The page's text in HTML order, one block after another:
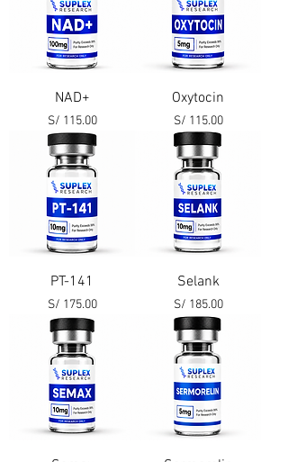
NAD+
Precio
S/ 115.00
Oxytocin
Precio
S/ 115.00
PT-141
Precio
S/ 175.00
Selank
Precio
S/ 185.00